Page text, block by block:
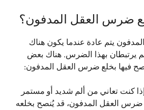
ضرس العقل المدفون؟
يتم عادة عندما يكون هناك
يرتبطان بهذا الضرس. هناك بعض
فيها بخلع ضرس العقل المدفون:
كنت تعاني من ألم شديد أو مستمر
العقل المدفون، قد يُنصح بخلعه